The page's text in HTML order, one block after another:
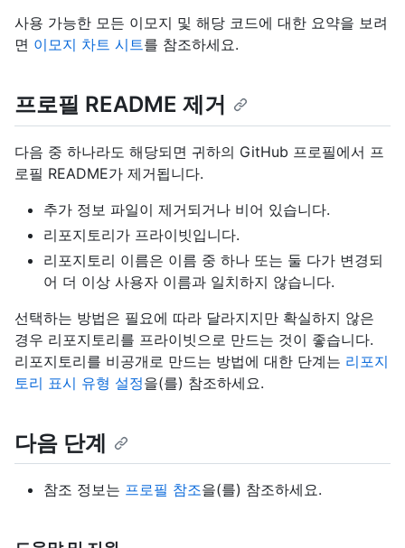
사용 가능한 모든 이모지 및 해당 코드에 대한 요약을 보려
면 이모지 차트 시트를 참조하세요.
프로필 README 제거
다음 중 하나라도 해당되면 귀하의 GitHub 프로필에서 프
로필 README가 제거됩니다.
추가 정보 파일이 제거되거나 비어 있습니다.
리포지토리가 프라이빗입니다.
리포지토리 이름은 이름 중 하나 또는 둘 다가 변경되
어 더 이상 사용자 이름과 일치하지 않습니다.
선택하는 방법은 필요에 따라 달라지지만 확실하지 않은
경우 리포지토리를 프라이빗으로 만드는 것이 좋습니다.
리포지토리를 비공개로 만드는 방법에 대한 단계는 리포지
토리 표시 유형 설정을(를) 참조하세요.
다음 단계
참조 정보는 프로필 참조을(를) 참조하세요.